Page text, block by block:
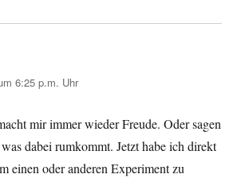
6:25 p.m. Uhr
mir immer wieder Freude. Oder sagen
dabei rumkommt. Jetzt habe ich direkt
einen oder anderen Experiment zu